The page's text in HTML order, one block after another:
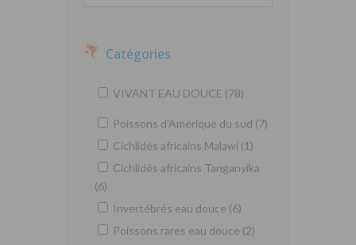
Catégories
VIVANT EAU DOUCE (78)
Poissons d'Amérique du sud (7)
Cichlidés africains Malawi (1)
Cichlidés africains Tanganyika
(6)
Invertébrés eau douce (6)
Poissons rares eau douce (2)